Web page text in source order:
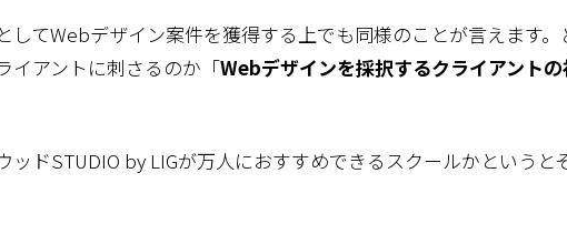
してWebデザイン案件を獲得する上でも同様のことが言えます。
イアントに刺さるのか「Webデザインを採択するクライアント
ッドSTUDIO by LIGが万人におすすめできるスクールかというと